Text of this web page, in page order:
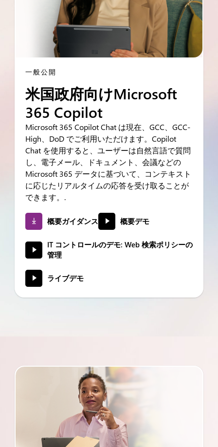
一般公開
米国政府向けMicrosoft
365 Copilot
Microsoft 365 Copilot Chat は現在、GCC、GCC-
High、DoD でご利用いただけます。Copilot
Chat を使用すると、ユーザーは自然言語で質問
し、電子メール、ドキュメント、会議などの
Microsoft 365 データに基づいて、コンテキスト
に応じたリアルタイムの応答を受け取ることが
できます。.
概要ガイダンス 概要デモ
IT コントロールのデモ: Web 検索ポリシーの
管理
ライブデモ